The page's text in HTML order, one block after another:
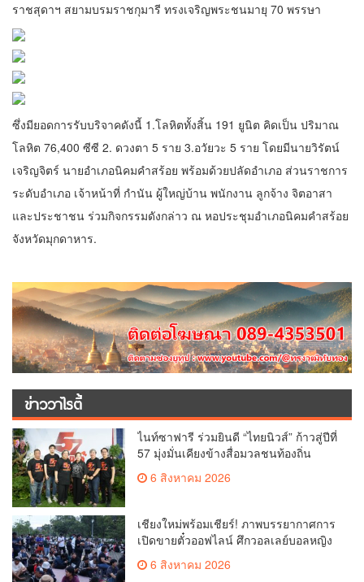
ราชสุดาฯ สยามบรมราชกุมารี ทรงเจริญพระชนมายุ 70 พรรษา
ซึ่งมียอดการรับบริจาคดังนี้ 1.โลหิตทั้งสิ้น 191 ยูนิต คิดเป็น ปริมาณ
โลหิต 76,400 ซีซี 2. ดวงตา 5 ราย 3.อวัยวะ 5 ราย โดยมีนายวิรัตน์
เจริญจิตร์ นายอำเภอนิคมคำสร้อย พร้อมด้วยปลัดอำเภอ ส่วนราชการ
ระดับอำเภอ เจ้าหน้าที่ กำนัน ผู้ใหญ่บ้าน พนักงาน ลูกจ้าง จิตอาสา
และประชาชน ร่วมกิจกรรมดังกล่าว ณ หอประชุมอำเภอนิคมคำสร้อย
จังหวัดมุกดาหาร.
ข่าววาไรตี้
ไนท์ซาฟารี ร่วมยินดี “ไทยนิวส์” ก้าวสู่ปีที่
57 มุ่งมั่นเคียงข้างสื่อมวลชนท้องถิ่น
6 สิงหาคม 2026
เชียงใหม่พร้อมเชียร์! ภาพบรรยากาศการ
เปิดขายตั๋วออฟไลน์ ศึกวอลเลย์บอลหญิง
‘BYD DMI 6th SEA V Cup’ 6 ส.ค. นี้ รวม
6,000 ใบ
6 สิงหาคม 2026